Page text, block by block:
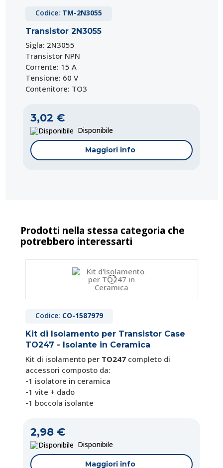
Codice: TM-2N3055
Transistor 2N3055
Sigla: 2N3055
Transistor NPN
Corrente: 15 A
Tensione: 60 V
Contenitore: TO3
3,02 €
Disponibile
Maggiori info
Prodotti nella stessa categoria che
potrebbero interessarti
Codice: CO-1587979
Kit di Isolamento per Transistor Case
TO247 - Isolante in Ceramica
Kit di isolamento per TO247completo di
accessori composto da:
-1 isolatore in ceramica
-1 vite + dado
-1 boccola isolante
2,98 €
Disponibile
Maggiori info